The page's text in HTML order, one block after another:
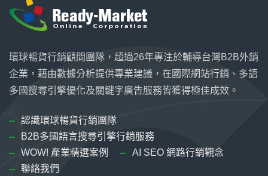
環球暢貨行銷顧問團隊，超過26年專注於輔導台灣B2B外銷
企業，藉由數據分析提供專業建議，在國際網站行銷、多語
多國搜尋引擎優化及關鍵字廣告服務皆獲得極佳成效。
認識環球暢貨行銷團隊
B2B多國語言搜尋引擎行銷服務
WOW! 產業精選案例
AI SEO 網路行銷觀念
聯絡我們